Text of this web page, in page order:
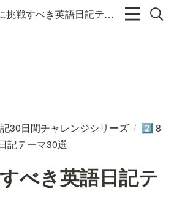
8月に挑戦すべき英語日記テーマ30選
30日間チャレンジシリーズ / 2️⃣ 8
記テーマ30選
べき英語日記テ